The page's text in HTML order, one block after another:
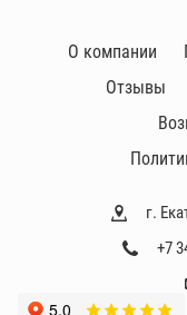
г.
+7
О компании
Отзывы